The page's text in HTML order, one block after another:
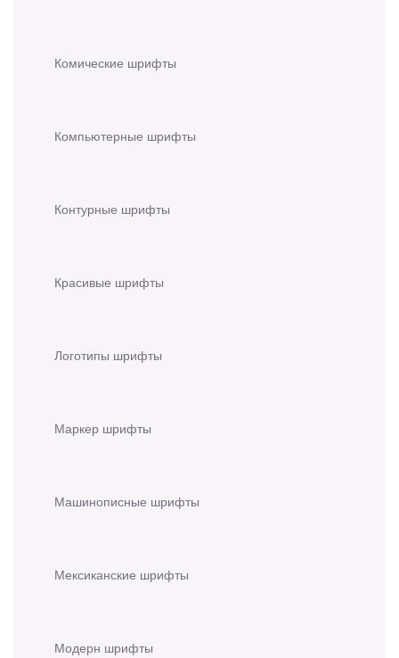
Комические шрифты
Компьютерные шрифты
Контурные шрифты
Красивые шрифты
Логотипы шрифты
Маркер шрифты
Машинописные шрифты
Мексиканские шрифты
Модерн шрифты